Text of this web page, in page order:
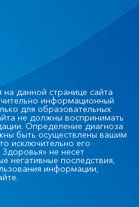
данной странице сайта
информационный
для образовательных
не должны воспринимать
Определение диагноза
быть осуществлены вашим
исключительно его
не несет
негативные последствия,
информации,